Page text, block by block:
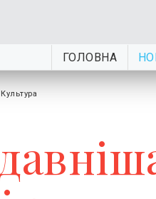
ГОЛОВНА
Культура